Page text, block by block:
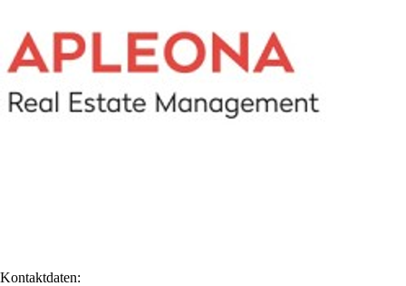
Kontaktdaten: